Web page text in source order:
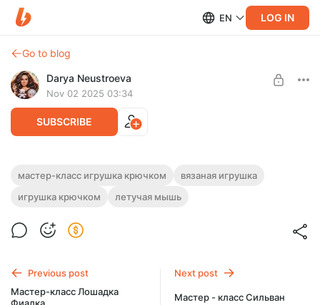
EN LOG IN
Go to blog
Darya Neustroeva
Nov 02 2025 03:34
SUBSCRIBE
Мастер - класс Летучая мышка Майли
МК в формате PDF. Текст + фото.
Post is available after purchase
мастер-класс игрушка крючком
вязаная игрушка
игрушка крючком
летучая мышь
Previous post
Мастер-класс Лошадка
Фиалка
Next post
Мастер - класс Сильван